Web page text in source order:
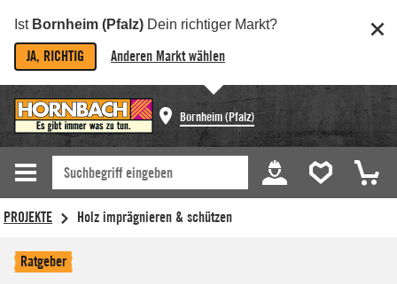
Ist Bornheim (Pfalz) Dein richtiger Markt?
JA, RICHTIG Anderen Markt wählen
Bornheim (Pfalz)